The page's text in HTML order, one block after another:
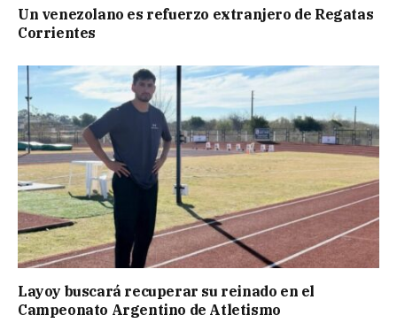
Un venezolano es refuerzo extranjero de Regatas
Corrientes
Layoy buscará recuperar su reinado en el
Campeonato Argentino de Atletismo